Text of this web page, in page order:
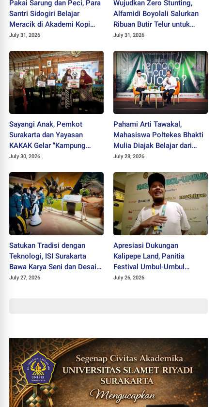
Pakai Sarung dan Peci, Para
Santri Sidogiri Belajar
Meracik di Akademi Kopi
Santri
July 31, 2026
Wujudkan Zero Stunting,
Alfamidi Boyolali Salurkan
Ribuan Butir Telur untuk
Balita Sleman
July 31, 2026
Sayangi Anak, Pemkot
Surakarta dan Yayasan
KAKAK Gelar "Kampung
Keren Tanpa Rokok Award
July 30, 2026
Pahami Arti Tawakal,
Mahasiswa Poltekes Bhakti
Mulia Diajak Belajar dari
Cicak
July 28, 2026
Satukan Tradisi dengan
Teknologi, ISI Surakarta
Bawa Karya Seni dan Desain
ke Tahir Solo Museum
July 27, 2026
Apresiasi Dukungan
Kalipepe Land, Panitia
Festival Umbul-Umbul
Siapkan Berbagai Acara
July 26, 2026